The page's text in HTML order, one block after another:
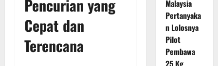
Pencurian yang
Cepat dan
Terencana
Malaysia
Pertanyaka
n Lolosnya
Pilot
Pembawa
25 Kg